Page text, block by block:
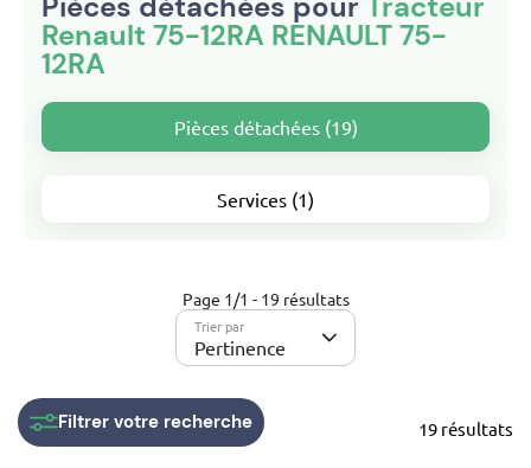
Renault 75-12RA RENAULT 75-
12RA
Pièces détachées (19)
Services (1)
Page 1/1 - 19 résultats
Trier par
Pertinence
19 résultats
Filtrer votre recherche